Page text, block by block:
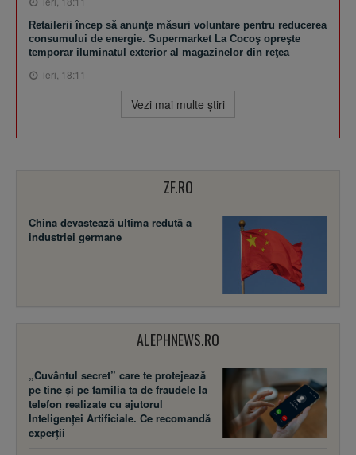
Retailerii încep să anunţe măsuri voluntare pentru reducerea
consumului de energie. Supermarket La Cocoş opreşte
temporar iluminatul exterior al magazinelor din reţea
ieri, 18:11
Vezi mai multe ştiri
ZF.RO
China devastează ultima redută a
industriei germane
ALEPHNEWS.RO
„Cuvântul secret” care te protejează
pe tine și pe familia ta de fraudele la
telefon realizate cu ajutorul
Inteligenței Artificiale. Ce recomandă
experții